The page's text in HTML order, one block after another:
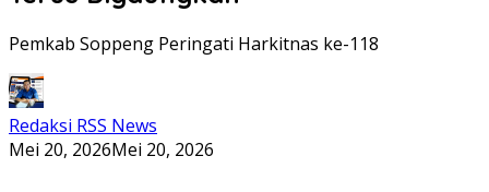
Pemkab Soppeng Peringati Harkitnas ke-118
Redaksi RSS News
Mei 20, 2026Mei 20, 2026